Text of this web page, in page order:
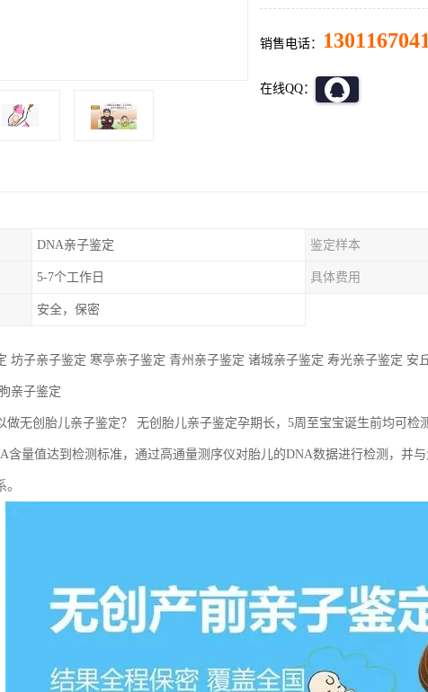
销售电话：
在线QQ：
DNA亲子鉴定 鉴定样本
5-7个工作日 具体费用
安全，保密
坊子亲子鉴定 寒亭亲子鉴定 青州亲子鉴定 诸城亲子鉴定 寿光亲子鉴定 安
亲子鉴定
做无创胎儿亲子鉴定？ 无创胎儿亲子鉴定孕期长，5周至宝宝诞生前均可检
含量值达到检测标准，通过高通量测序仪对胎儿的DNA数据进行检测，并